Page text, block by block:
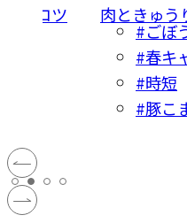
のコツ
肉ときゅう
#ごぼ
#春キ
#時短
#豚こ